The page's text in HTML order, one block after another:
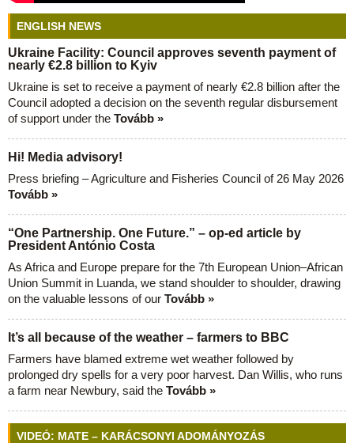
ENGLISH NEWS
Ukraine Facility: Council approves seventh payment of
nearly €2.8 billion to Kyiv
Ukraine is set to receive a payment of nearly €2.8 billion after the
Council adopted a decision on the seventh regular disbursement
of support under the Tovább »
Hi! Media advisory!
Press briefing – Agriculture and Fisheries Council of 26 May 2026
Tovább »
“One Partnership. One Future.” – op-ed article by
President António Costa
As Africa and Europe prepare for the 7th European Union–African
Union Summit in Luanda, we stand shoulder to shoulder, drawing
on the valuable lessons of our Tovább »
It’s all because of the weather – farmers to BBC
Farmers have blamed extreme wet weather followed by
prolonged dry spells for a very poor harvest. Dan Willis, who runs
a farm near Newbury, said the Tovább »
VIDEÓ: MATE – KARÁCSONYI ADOMÁNYOZÁS